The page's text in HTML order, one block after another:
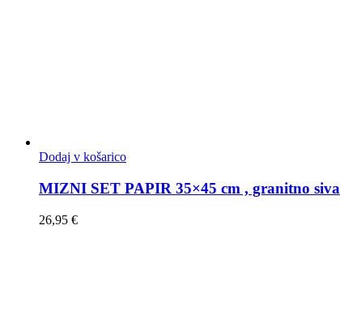
Dodaj v košarico
MIZNI SET PAPIR 35×45 cm , granitno siva
26,95 €